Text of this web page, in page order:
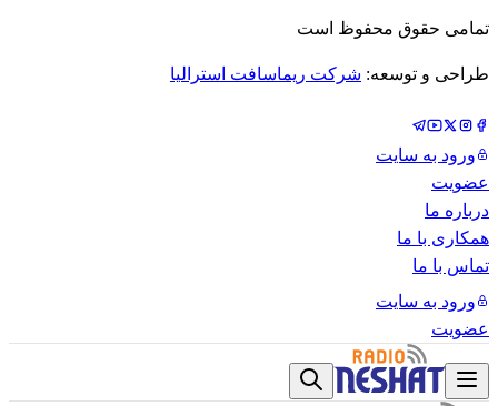
تمامی حقوق محفوظ است
طراحی و توسعه: شرکت ریماسافت استرالیا
ورود به سایت
عضویت
درباره ما
همکاری با ما
تماس با ما
ورود به سایت
عضویت